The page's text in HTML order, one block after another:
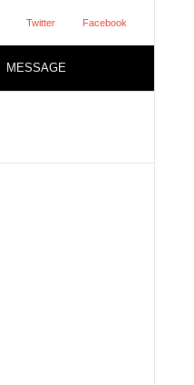
Twitter Facebook
MESSAGE